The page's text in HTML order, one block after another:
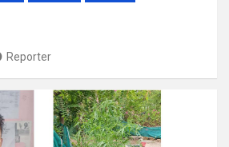
Reporter